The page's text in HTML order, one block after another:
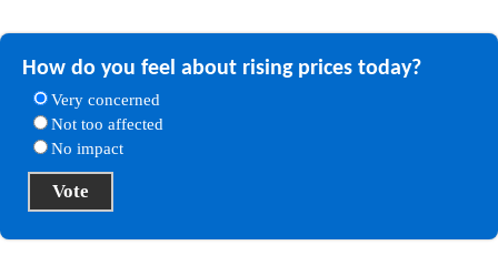
How do you feel about rising prices today?
Very concerned
Not too affected
No impact